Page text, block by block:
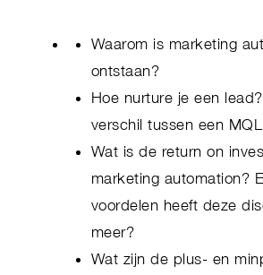
Waarom is marketing
ontstaan?
Hoe nurture je een
verschil tussen een
Wat is de return on
marketing automation?
voordelen heeft deze
meer?
Wat zijn de plus- en